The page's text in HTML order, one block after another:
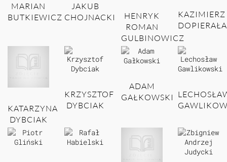
MARIAN
BUTKIEWICZ
JAKUB
CHOJNACKI
HENRYK
ROMAN
GULBINOWICZ
KAZIMIERZ
DOPIERAŁA
KATARZYNA
DYBCIAK
KRZYSZTOF
DYBCIAK
ADAM
GAŁKOWSKI